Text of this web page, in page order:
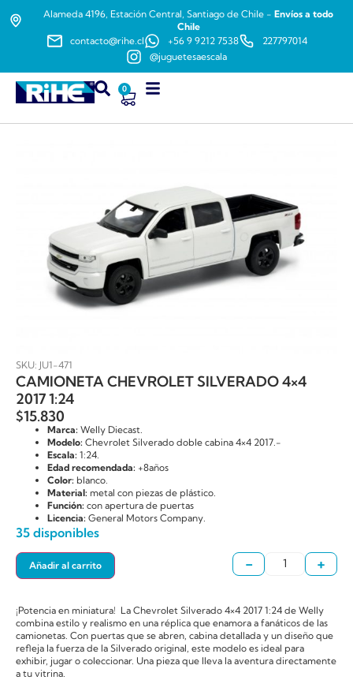
Alameda 4196, Estación Central, Santiago de Chile - Envíos a todo
Chile
contacto@rihe.cl
+56 9 9212 7538
227797014
@juguetesaescala
0
SKU: JU1-471
CAMIONETA CHEVROLET SILVERADO 4×4
2017 1:24
$15.830
Marca: Welly Diecast.
Modelo: Chevrolet Silverado doble cabina 4×4 2017.-
Escala: 1:24.
Edad recomendada: +8años
Color: blanco.
Material: metal con piezas de plástico.
Función: con apertura de puertas
Licencia: General Motors Company.
35 disponibles
- +
Añadir al carrito
¡Potencia en miniatura! La Chevrolet Silverado 4×4 2017 1:24 de Welly
combina estilo y realismo en una réplica que enamora a fanáticos de las
camionetas. Con puertas que se abren, cabina detallada y un diseño que
refleja la fuerza de la Silverado original, este modelo es ideal para
exhibir, jugar o coleccionar. Una pieza que lleva la aventura directamente
a tu vitrina.